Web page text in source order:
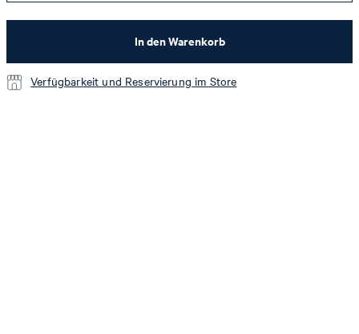
In den Warenkorb
Verfügbarkeit und Reservierung im Store